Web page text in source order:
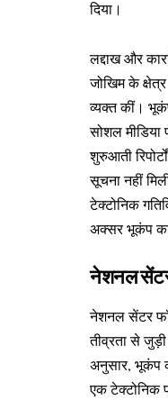
दिया।
लद्दाख और
जोखिम के
व्यक्त कीं।
सोशल मीडिया
शुरुआती
सूचना नहीं
टेक्टोनिक
अक्सर भूकंप
नेशनल सेंटर
नेशनल सेंटर
तीव्रता से
अनुसार, भूकंप
एक टेक्टोनिक